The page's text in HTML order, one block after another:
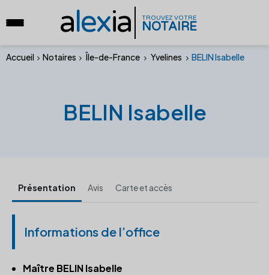
alexia TROUVEZ VOTRE
NOTAIRE
Accueil Notaires Île-de-France Yvelines BELIN Isabelle
BELIN Isabelle
Présentation Avis Carte et accès
Informations de l’office
Maître BELIN Isabelle